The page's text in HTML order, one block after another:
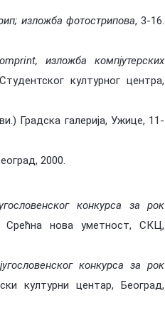
изложба фотострипова, 3-16.
изложба компјутерских
културног центра,
Градска галерија, Ужице, 11-
2000.
конкурса за рок
Срећна нова уметност, СКЦ,
конкурса за рок
културни центар, Београд,